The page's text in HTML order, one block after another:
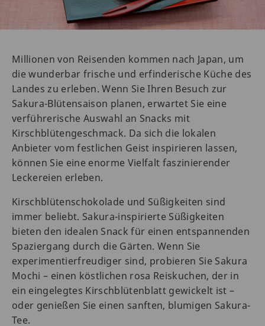
Millionen von Reisenden kommen nach Japan, um
die wunderbar frische und erfinderische Küche des
Landes zu erleben. Wenn Sie Ihren Besuch zur
Sakura-Blütensaison planen, erwartet Sie eine
verführerische Auswahl an Snacks mit
Kirschblütengeschmack. Da sich die lokalen
Anbieter vom festlichen Geist inspirieren lassen,
können Sie eine enorme Vielfalt faszinierender
Leckereien erleben.
Kirschblütenschokolade und Süßigkeiten sind
immer beliebt. Sakura-inspirierte Süßigkeiten
bieten den idealen Snack für einen entspannenden
Spaziergang durch die Gärten. Wenn Sie
experimentierfreudiger sind, probieren Sie Sakura
Mochi – einen köstlichen rosa Reiskuchen, der in
ein eingelegtes Kirschblütenblatt gewickelt ist –
oder genießen Sie einen sanften, blumigen Sakura-
Tee.